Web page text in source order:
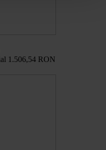
1.506,54 RON